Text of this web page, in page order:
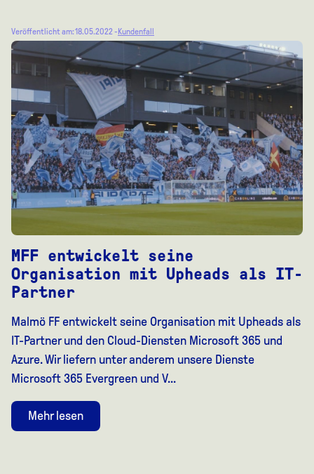
Veröffentlicht am: 18.05.2022 -Kundenfall
MFF entwickelt seine
Organisation mit Upheads als IT-
Partner
Malmö FF entwickelt seine Organisation mit Upheads als
IT-Partner und den Cloud-Diensten Microsoft 365 und
Azure. Wir liefern unter anderem unsere Dienste
Microsoft 365 Evergreen und V...
Mehr lesen